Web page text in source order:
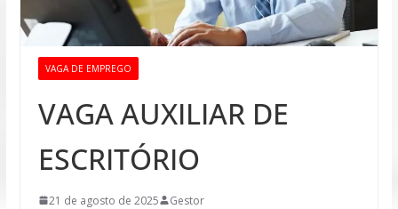
VAGA DE EMPREGO
VAGA AUXILIAR DE
ESCRITÓRIO
21 de agosto de 2025 Gestor